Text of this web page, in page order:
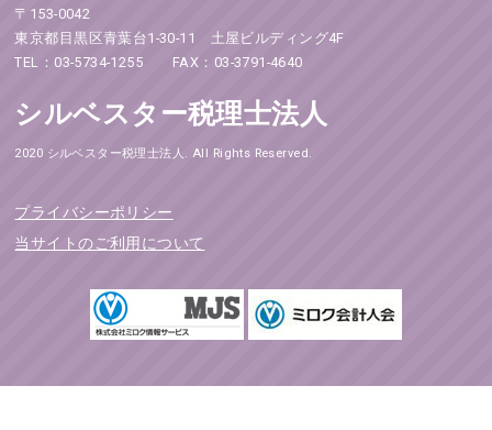
〒153-0042
東京都目黒区青葉台1-30-11 土屋ビルディング4F
TEL：03-5734-1255 FAX：03-3791-4640
シルベスター税理士法人
2020 シルベスター税理士法人. All Rights Reserved.
プライバシーポリシー
当サイトのご利用について